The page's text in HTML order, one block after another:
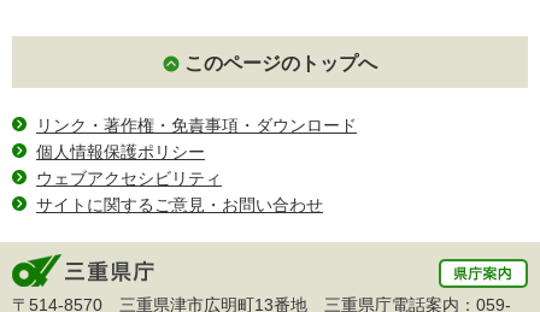
このページのトップへ
リンク・著作権・免責事項・ダウンロード
個人情報保護ポリシー
ウェブアクセシビリティ
サイトに関するご意見・お問い合わせ
〒514-8570 三重県津市広明町13番地 三重県庁電話案内： 059-